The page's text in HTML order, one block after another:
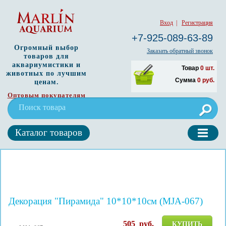
Вход Регистрация
+7-925-089-63-89
Заказать обратный звонок
Товар 0 шт.
Сумма 0 руб.
Огромный выбор
товаров для
аквариумистики и
животных по лучшим
ценам.
Оптовым покупателям
Каталог товаров
Декорация "Пирамида" 10*10*10см (MJA-067)
КУПИТЬ
505 руб.